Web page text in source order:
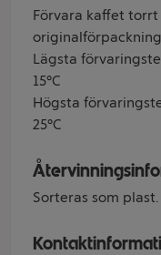
Förvara kaffet
Lägsta
15°C
Högsta
25°C
Sorteras som plast.